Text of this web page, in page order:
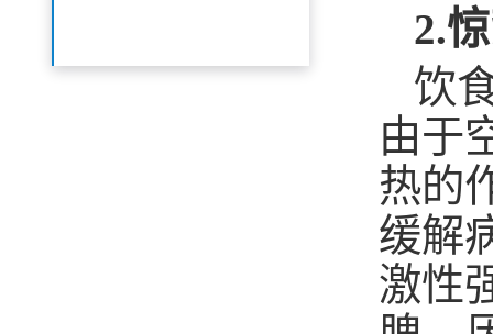
2.
饮
由于
热的
缓解
激性